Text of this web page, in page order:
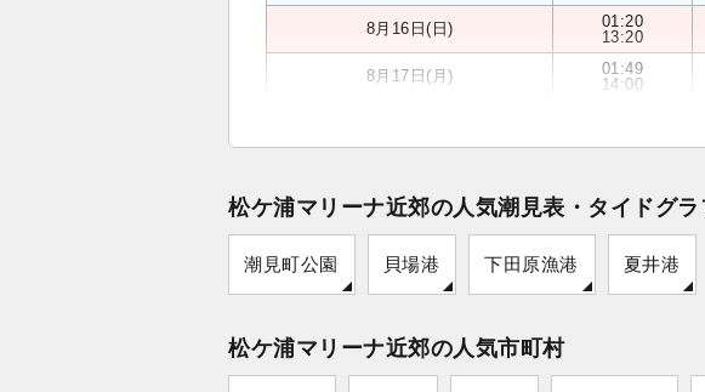
8月16日(日)
01:20
13:20
8月17日(月)
01:49
14:00
松ケ浦マリーナ近郊の人気潮見表・タイドグラ
潮見町公園 貝場港 下田原漁港 夏井港
松ケ浦マリーナ近郊の人気市町村